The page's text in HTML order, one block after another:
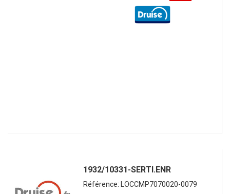
1932/10331-SERTI.ENR
Référence: LOCCMP7070020-0079